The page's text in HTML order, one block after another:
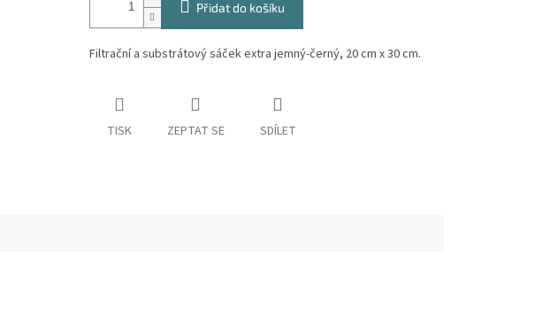
Přidat do košíku
Filtrační a substrátový sáček extra jemný-černý, 20 cm x 30 cm.
TISK ZEPTAT SE SDÍLET